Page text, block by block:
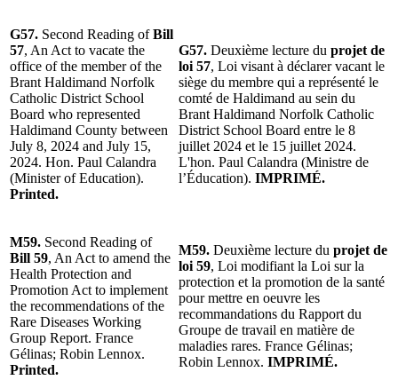
G57. Second Reading ofBill
57, An Act to vacate the
office of the member of the
Brant Haldimand Norfolk
Catholic District School
Board who represented
Haldimand County between
July 8, 2024 and July 15,
2024. Hon. Paul Calandra
(Minister of Education).
Printed.
G57. Deuxième lecture du projet de
loi 57, Loi visant à déclarer vacant le
siège du membre qui a représenté le
comté de Haldimand au sein du
Brant Haldimand Norfolk Catholic
District School Board entre le 8
juillet 2024 et le 15 juillet 2024.
L'hon. Paul Calandra (Ministre de
l’Éducation). IMPRIMÉ.
M59. Second Reading of
Bill 59, An Act to amend the
Health Protection and
Promotion Act to implement
the recommendations of the
Rare Diseases Working
Group Report. France
Gélinas; Robin Lennox.
Printed.
M59. Deuxième lecture du projet de
loi 59, Loi modifiant la Loi sur la
protection et la promotion de la santé
pour mettre en oeuvre les
recommandations du Rapport du
Groupe de travail en matière de
maladies rares. France Gélinas;
Robin Lennox. IMPRIMÉ.